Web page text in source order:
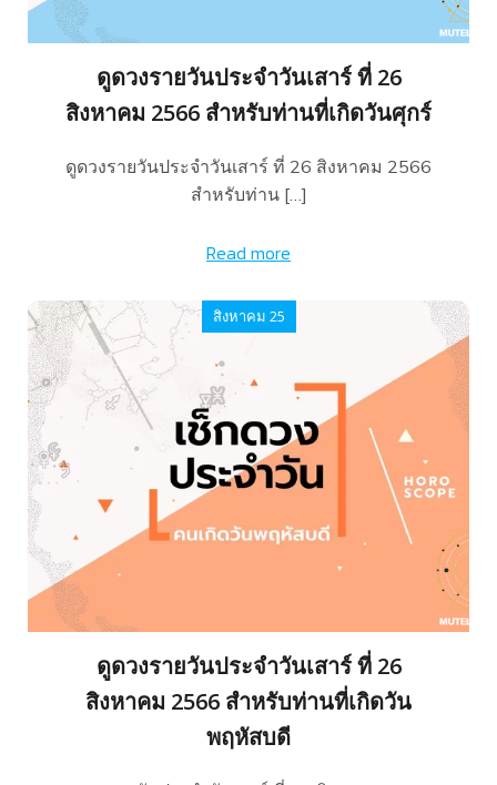
ดูดวงรายวันประจำวันเสาร์ ที่ 26
สิงหาคม 2566 สำหรับท่านที่เกิดวันศุกร์
ดูดวงรายวันประจำวันเสาร์ ที่ 26 สิงหาคม 2566
สำหรับท่าน […]
Read more
สิงหาคม 25
ดูดวงรายวันประจำวันเสาร์ ที่ 26
สิงหาคม 2566 สำหรับท่านที่เกิดวัน
พฤหัสบดี